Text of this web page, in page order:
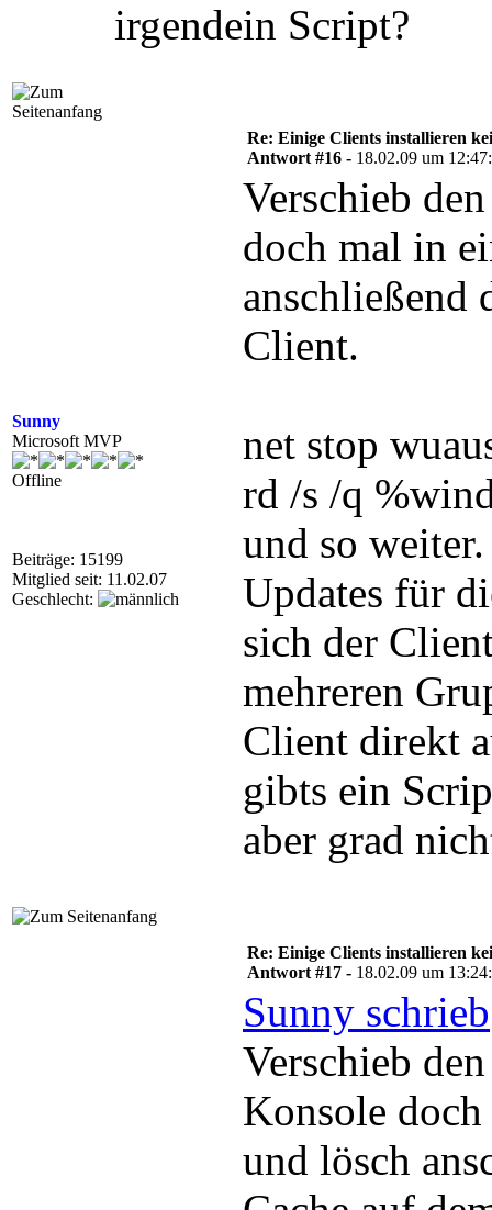
irgendein Script?
Sunny
Microsoft MVP
Offline
Beiträge: 15199
Mitglied seit: 11.02.07
Geschlecht:
Re: Einige Clients installieren
Antwort #16 - 18.02.09 um
Verschieb
doch mal in
anschließend
Client.
net stop
rd /s /q
und so
Updates für
sich der
mehreren
Client direkt
gibts ein
aber grad
Re: Einige Clients installieren
Antwort #17 - 18.02.09 um
Sunny schrieb
Verschieb
Konsole
und lösch